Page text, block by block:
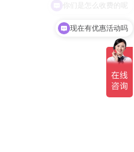
现在有优惠活动吗